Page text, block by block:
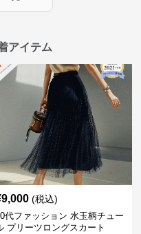
アイテム
9,000 (税込)
代ファッション 水玉柄チュー
プリーツロングスカート